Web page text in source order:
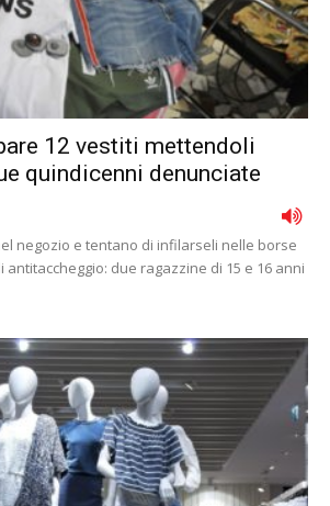
12 vestiti mettendoli
quindicenni denunciate
negozio e tentano di infilarseli nelle borse
due ragazzine di 15 e 16 anni